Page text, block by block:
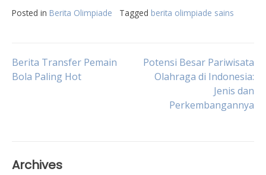
Posted in Berita Olimpiade Tagged berita olimpiade sains
Post
Berita Transfer Pemain
Bola Paling Hot
Potensi Besar Pariwisata
Olahraga di Indonesia:
Jenis dan
Perkembangannya
Archives